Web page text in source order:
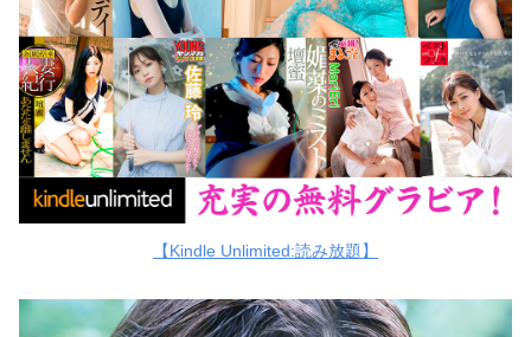
【Kindle Unlimited:読み放題】